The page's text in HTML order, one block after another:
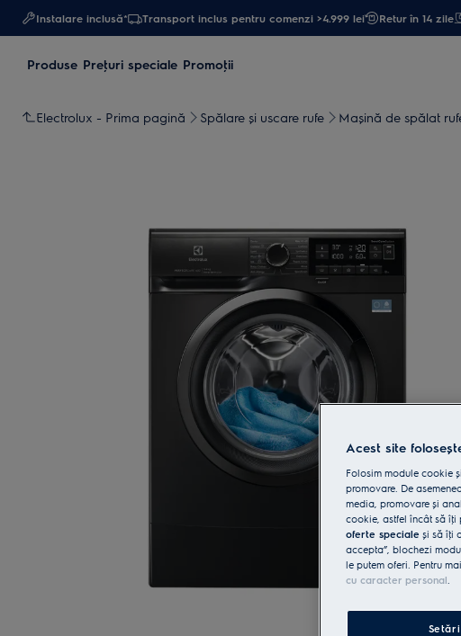
Instalare inclusă* Transport inclus pentru comenzi >4.999 lei Retur în 14 zile
Produse Preţuri speciale Promoţii
Electrolux - Prima pagină Spălare și uscare rufe Maşină de spălat
Acest site
Folosim module cookie
promovare. De
media, promovare și
cookie, astfel încât să îţi
oferte speciale și să îţi
accepta”, blochezi
le putem oferi. Pentru
cu caracter personal.